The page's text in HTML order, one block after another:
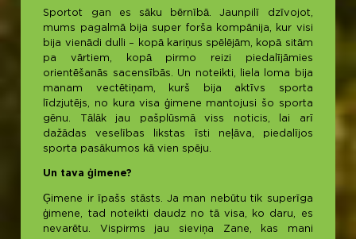
Sportot gan es sāku bērnībā. Jaunpilī dzīvojot,
mums pagalmā bija super forša kompānija, kur visi
bija vienādi dulli – kopā kariņus spēlējām, kopā sitām
pa vārtiem, kopā pirmo reizi piedalījāmies
orientēšanās sacensībās. Un noteikti, liela loma bija
manam vectētiņam, kurš bija aktīvs sporta
līdzjutējs, no kura visa ģimene mantojusi šo sporta
gēnu. Tālāk jau pašplūsmā viss noticis, lai arī
dažādas veselības likstas īsti neļāva, piedalījos
sporta pasākumos kā vien spēju.
Un tava ģimene?
Ģimene ir īpašs stāsts. Ja man nebūtu tik superīga
ģimene, tad noteikti daudz no tā visa, ko daru, es
nevarētu. Vispirms jau sieviņa Zane, kas mani